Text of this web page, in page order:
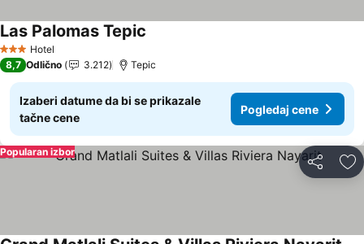
3 Zvezdice
Hotel
Las Palomas Tepic
8,7 Odlično 3.212 Tepic
Izaberi datume da bi se prikazale
tačne cene
Pogledaj cene
Deli
Popularan izbor